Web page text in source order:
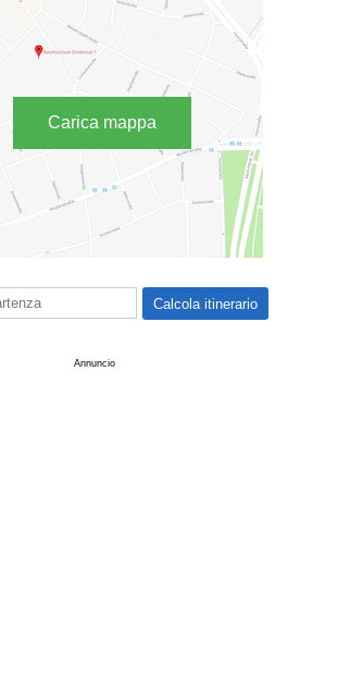
Carica mappa
Annuncio